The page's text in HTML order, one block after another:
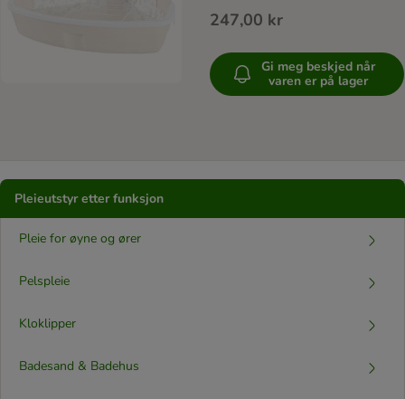
247,00 kr
Gi meg beskjed når
varen er på lager
Pleieutstyr etter funksjon
Pleie for øyne og ører
Pelspleie
Kloklipper
Badesand & Badehus